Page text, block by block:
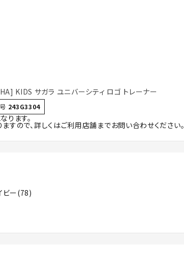
KIDS サガラ ユニバーシティ ロゴ トレーナー
243G3304
ります。
ので、詳しくはご利用店舗までお問い合わせください。
ビー(78)